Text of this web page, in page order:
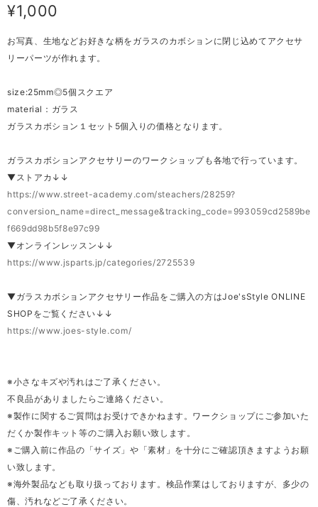
¥1,000
お写真、生地などお好きな柄をガラスのカボションに閉じ込めてアクセサ
リーパーツが作れます。
size:25mm◎5個スクエア
material：ガラス
ガラスカボション１セット5個入りの価格となります。
ガラスカボションアクセサリーのワークショップも各地で行っています。
▼ストアカ↓↓
https://www.street-academy.com/steachers/28259?
conversion_name=direct_message&tracking_code=993059cd2589be
f669dd98b5f8e97c99
▼オンラインレッスン↓↓
https://www.jsparts.jp/categories/2725539
▼ガラスカボションアクセサリー作品をご購入の方はJoe'sStyle ONLINE
SHOPをご覧ください↓↓
https://www.joes-style.com/
※小さなキズや汚れはご了承ください。
不良品がありましたらご連絡ください。
※製作に関するご質問はお受けできかねます。ワークショップにご参加いた
だくか製作キット等のご購入お願い致します。
※ご購入前に作品の「サイズ」や「素材」を十分にご確認頂きますようお願
い致します。
※海外製品なども取り扱っております。検品作業はしておりますが、多少の
傷、汚れなどご了承ください。